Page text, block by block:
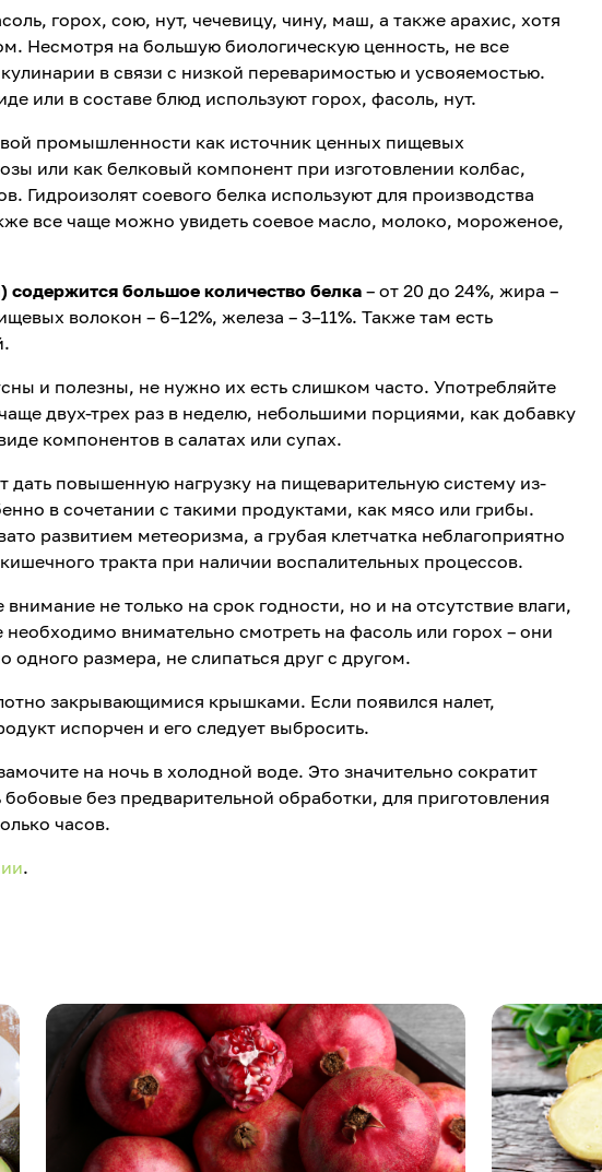
горох, сою, нут, чечевицу, чину, маш, а также арахис, хотя
Несмотря на большую биологическую ценность, не все
в связи с низкой переваримостью и усвояемостью.
или в составе блюд используют горох, фасоль, нут.
промышленности как источник ценных пищевых
или как белковый компонент при изготовлении колбас,
Гидроизолят соевого белка используют для производства
все чаще можно увидеть соевое масло, молоко, мороженое,
содержится большое количество белка – от 20 до 24%, жира –
волокон – 6–12%, железа – 3–11%. Также там есть
и полезны, не нужно их есть слишком часто. Употребляйте
двух-трех раз в неделю, небольшими порциями, как добавку
компонентов в салатах или супах.
дать повышенную нагрузку на пищеварительную систему из-
в сочетании с такими продуктами, как мясо или грибы.
развитием метеоризма, а грубая клетчатка неблагоприятно
тракта при наличии воспалительных процессов.
не только на срок годности, но и на отсутствие влаги,
внимательно смотреть на фасоль или горох – они
размера, не слипаться друг с другом.
закрывающимися крышками. Если появился налет,
испорчен и его следует выбросить.
на ночь в холодной воде. Это значительно сократит
без предварительной обработки, для приготовления
часов.
.